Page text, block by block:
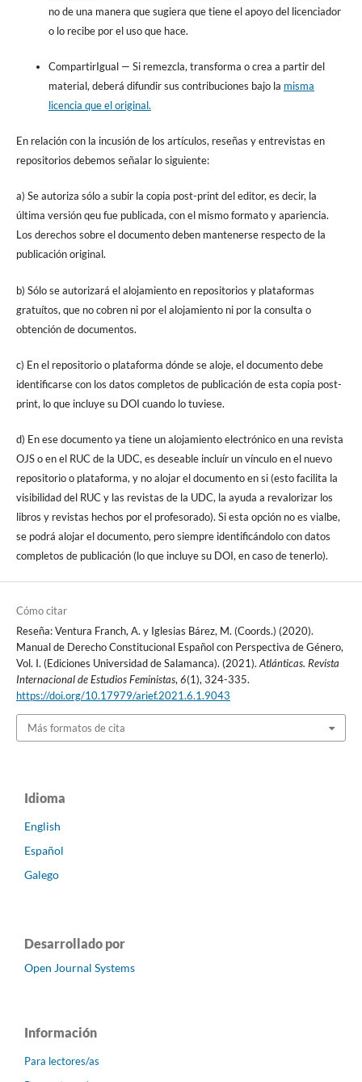
no de una manera que sugiera que tiene el apoyo del licenciador
o lo recibe por el uso que hace.
CompartirIgual— Si remezcla, transforma o crea a partir del
material, deberá difundir sus contribuciones bajo la misma
licencia que el original.
En relación con la incusión de los artículos, reseñas y entrevistas en
repositorios debemos señalar lo siguiente:
a) Se autoriza sólo a subir la copia post-print del editor, es decir, la
última versión qeu fue publicada, con el mismo formato y apariencia.
Los derechos sobre el documento deben mantenerse respecto de la
publicación original.
b) Sólo se autorizará el alojamiento en repositorios y plataformas
gratuítos, que no cobren ni por el alojamiento ni por la consulta o
obtención de documentos.
c) En el repositorio o plataforma dónde se aloje, el documento debe
identificarse con los datos completos de publicación de esta copia post-
print, lo que incluye su DOI cuando lo tuviese.
d) En ese documento ya tiene un alojamiento electrónico en una revista
OJS o en el RUC de la UDC, es deseable incluír un vínculo en el nuevo
repositorio o plataforma, y no alojar el documento en si (esto facilita la
visibilidad del RUC y las revistas de la UDC, la ayuda a revalorizar los
libros y revistas hechos por el profesorado). Si esta opción no es vialbe,
se podrá alojar el documento, pero siempre identificándolo con datos
completos de publicación (lo que incluye su DOI, en caso de tenerlo).
Cómo citar
Reseña: Ventura Franch, A. y Iglesias Bárez, M. (Coords.) (2020).
Manual de Derecho Constitucional Español con Perspectiva de Género,
Vol. I. (Ediciones Universidad de Salamanca). (2021). Atlánticas. Revista
Internacional de Estudios Feministas, 6(1), 324-335.
https://doi.org/10.17979/arief.2021.6.1.9043
Más formatos de cita
Idioma
English
Español
Galego
Desarrollado por
Open Journal Systems
Información
Para lectores/as